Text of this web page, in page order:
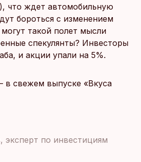
что ждет автомобильную
бороться с изменением
такой полет мысли
спекулянты? Инвесторы
и акции упали на 5%.
в свежем выпуске «Вкуса
эксперт по инвестициям